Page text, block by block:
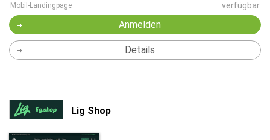
Mobil-Landingpage verfügbar
Anmelden
Details
Lig Shop